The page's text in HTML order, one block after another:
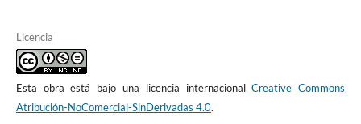
Feenstra, R. (2014). Ética de la publicidad. Retos en la era digital.
Dykinson.
Klein, N. (2008). The Shock Doctrine: The Rise of Disaster
Licencia
Esta obra está bajo una licencia internacionalCreative Commons
Atribución-NoComercial-SinDerivadas 4.0.